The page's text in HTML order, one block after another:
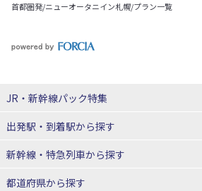
首都圏発/ニューオータニイン札幌/プラン一覧
JR・新幹線パック特集
JR・新幹線＋ホテルパック
出張パック
出発駅・到着駅から探す
秋田⇔東京 新幹線パック
仙台→東京 新幹線パック
新幹線・特急列車から探す
北海道新幹線 旅行
都道府県から探す